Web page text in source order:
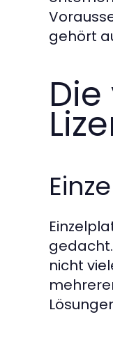
gehört
nicht